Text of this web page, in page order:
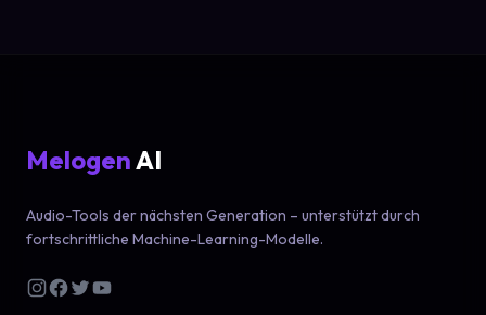
MelogenAI
Audio-Tools der nächsten Generation – unterstützt durch
fortschrittliche Machine-Learning-Modelle.